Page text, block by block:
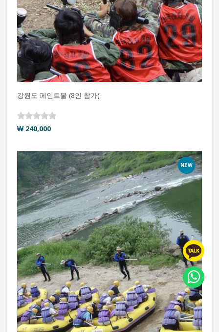
강원도 페인트볼 (8인 참가)
₩ 240,000
NEW